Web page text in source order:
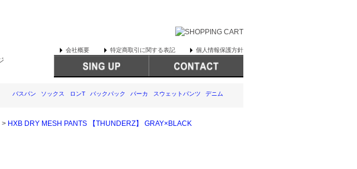
会社概要 特定商取引に関する表記 個人情報保護方針
バスパン ソックス ロンT バックパック パーカ スウェットパンツ デニム
> HXB DRY MESH PANTS 【THUNDERZ】 GRAY×BLACK